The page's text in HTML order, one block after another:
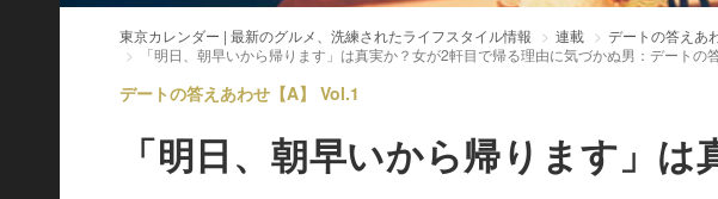
東京カレンダー | 最新のグルメ、洗練されたライフスタイル情報 連載
デートの答えあ
「明日、朝早いから帰ります」は真実か？女が2軒目で帰る理由に気づかぬ男：デートの
デートの答えあわせ【A】 Vol.1
「明日、朝早いから帰ります」